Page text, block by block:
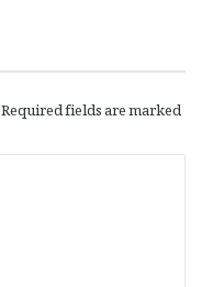
Required fields are marked